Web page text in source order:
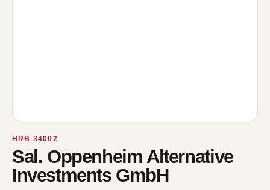
HRB 34002
Sal. Oppenheim Alternative
Investments GmbH